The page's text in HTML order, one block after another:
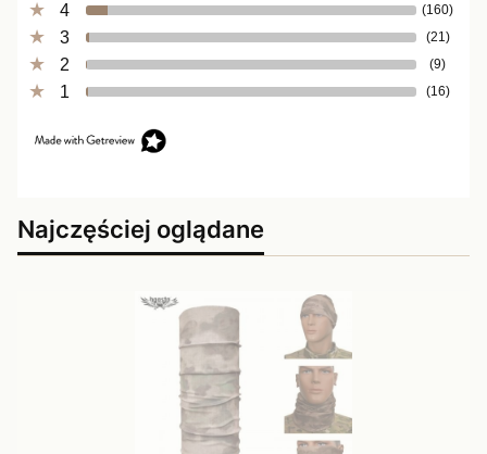
4 (160)
3 (21)
2 (9)
1 (16)
Najczęściej oglądane